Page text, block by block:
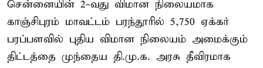
சென்னையின் 2-வது விமான நிலையமாக
காஞ்சிபுரம் மாவட்டம் பரந்தூரில் 5,750 ஏக்கர்
பரப்பளவில் புதிய விமான நிலையம் அமைக்கும்
திட்டத்தை முந்தைய தி.மு.க. அரசு தீவிரமாக